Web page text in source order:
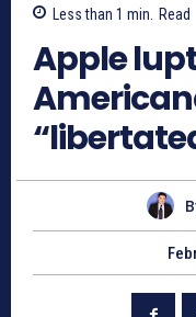
Less than 1 min. Read
Apple